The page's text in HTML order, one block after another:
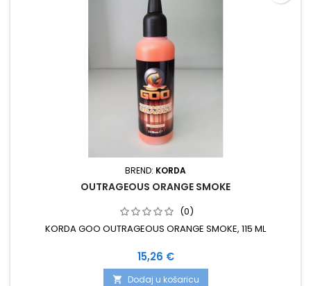
BREND: KORDA
OUTRAGEOUS ORANGE SMOKE
(0)
KORDA GOO OUTRAGEOUS ORANGE SMOKE, 115 ML
Cijena
15,26 €
 Dodaj u košaricu